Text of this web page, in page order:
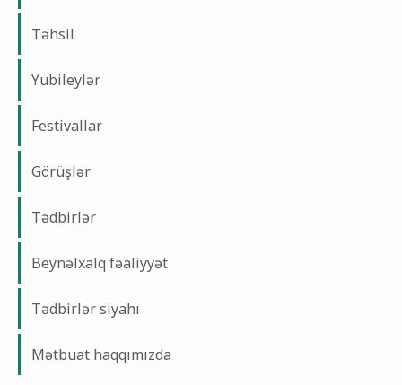
Təhsil
Yubileylər
Festivallar
Görüşlər
Tədbirlər
Beynəlxalq fəaliyyət
Tədbirlər siyahı
Mətbuat haqqımızda